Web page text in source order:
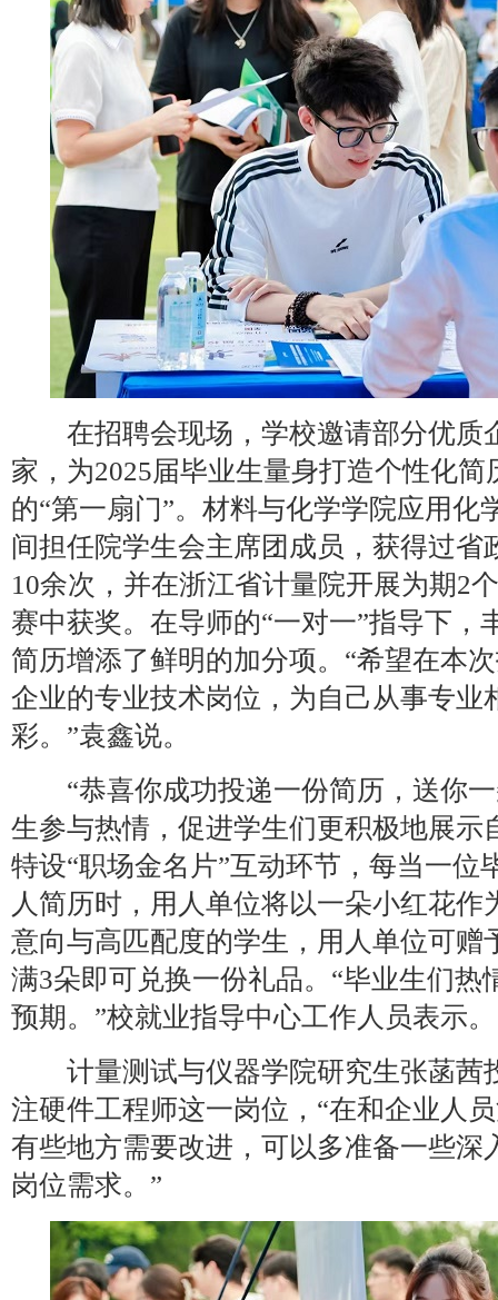
在招聘会现场，学校邀请部分优质
家，为2025届毕业生量身打造个性化
的“第一扇门”。材料与化学学院应用化
间担任院学生会主席团成员，获得过省
10余次，并在浙江省计量院开展为期2
赛中获奖。在导师的“一对一”指导下，
简历增添了鲜明的加分项。“希望在本
企业的专业技术岗位，为自己从事专业
彩。”袁鑫说。
“恭喜你成功投递一份简历，送你一
生参与热情，促进学生们更积极地展示
特设“职场金名片”互动环节，每当一位
人简历时，用人单位将以一朵小红花
意向与高匹配度的学生，用人单位可赠
满3朵即可兑换一份礼品。“毕业生们热
预期。”校就业指导中心工作人员表示。
计量测试与仪器学院研究生张菡茜
注硬件工程师这一岗位，“在和企业人
有些地方需要改进，可以多准备一些深
岗位需求。”